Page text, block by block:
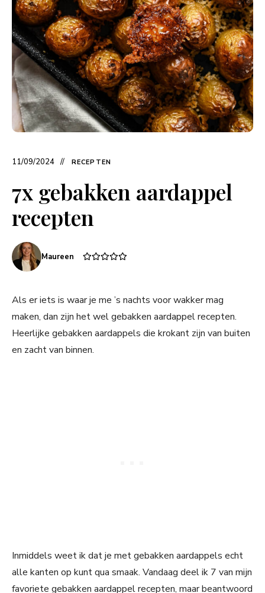
11/09/2024 RECEPTEN
7x gebakken aardappel
recepten
Maureen
Als er iets is waar je me ’s nachts voor wakker mag
maken, dan zijn het wel gebakken aardappel recepten.
Heerlijke gebakken aardappels die krokant zijn van buiten
en zacht van binnen.
Inmiddels weet ik dat je met gebakken aardappels echt
alle kanten op kunt qua smaak. Vandaag deel ik 7 van mijn
favoriete gebakken aardappel recepten, maar beantwoord